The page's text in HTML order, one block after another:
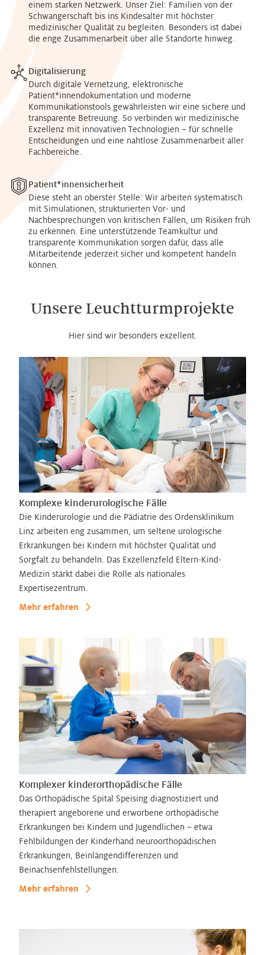
einem starken Netzwerk. Unser Ziel: Familien von der
Schwangerschaft bis ins Kindesalter mit höchster
medizinischer Qualität zu begleiten. Besonders ist dabei
die enge Zusammenarbeit über alle Standorte hinweg.
Digitalisierung
Durch digitale Vernetzung, elektronische
Patient*innendokumentation und moderne
Kommunikationstools gewährleisten wir eine sichere und
transparente Betreuung. So verbinden wir medizinische
Exzellenz mit innovativen Technologien – für schnelle
Entscheidungen und eine nahtlose Zusammenarbeit aller
Fachbereiche.
Patient*innensicherheit
Diese steht an oberster Stelle: Wir arbeiten systematisch
mit Simulationen, strukturierten Vor- und
Nachbesprechungen von kritischen Fällen, um Risiken früh
zu erkennen. Eine unterstützende Teamkultur und
transparente Kommunikation sorgen dafür, dass alle
Mitarbeitende jederzeit sicher und kompetent handeln
können.
Unsere Leuchtturmprojekte
Hier sind wir besonders exzellent.
Komplexe kinderurologische Fälle
Die Kinderurologie und die Pädiatrie des Ordensklinikum
Linz arbeiten eng zusammen, um seltene urologische
Erkrankungen bei Kindern mit höchster Qualität und
Sorgfalt zu behandeln. Das Exzellenzfeld Eltern-Kind-
Medizin stärkt dabei die Rolle als nationales
Expertisezentrum.
Mehr erfahren
Komplexer kinderorthopädische Fälle
Das Orthopädische Spital Speising diagnostiziert und
therapiert angeborene und erworbene orthopädische
Erkrankungen bei Kindern und Jugendlichen – etwa
Fehlbildungen der Kinderhand neuroorthopädischen
Erkrankungen, Beinlängendifferenzen und
Beinachsenfehlstellungen.
Mehr erfahren